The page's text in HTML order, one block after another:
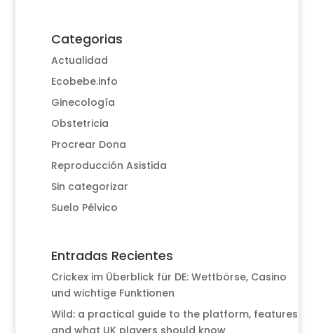
Categorias
Actualidad
Ecobebe.info
Ginecología
Obstetricia
Procrear Dona
Reproducción Asistida
Sin categorizar
Suelo Pélvico
Entradas Recientes
Crickex im Überblick für DE: Wettbörse, Casino
und wichtige Funktionen
Wild: a practical guide to the platform, features